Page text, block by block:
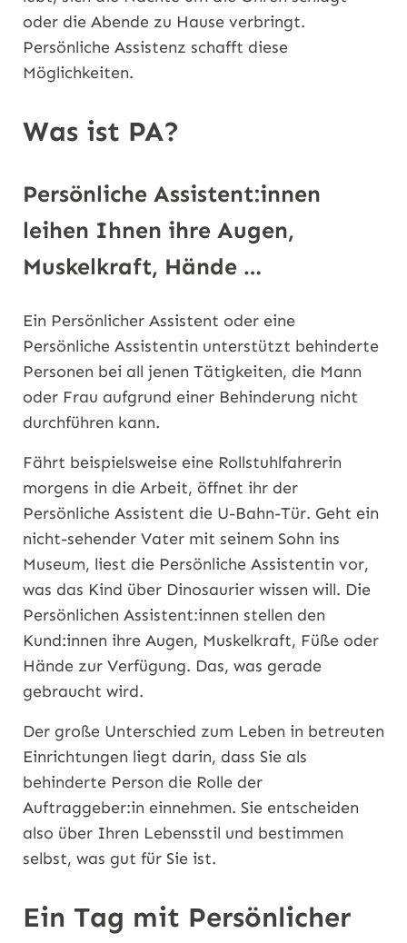
oder die Abende zu Hause verbringt.
Persönliche Assistenz schafft diese
Möglichkeiten.
Was ist PA?
Persönliche Assistent:innen
leihen Ihnen ihre Augen,
Muskelkraft, Hände …
Ein Persönlicher Assistent oder eine
Persönliche Assistentin unterstützt behinderte
Personen bei all jenen Tätigkeiten, die Mann
oder Frau aufgrund einer Behinderung nicht
durchführen kann.
Fährt beispielsweise eine Rollstuhlfahrerin
morgens in die Arbeit, öffnet ihr der
Persönliche Assistent die U-Bahn-Tür. Geht ein
nicht-sehender Vater mit seinem Sohn ins
Museum, liest die Persönliche Assistentin vor,
was das Kind über Dinosaurier wissen will. Die
Persönlichen Assistent:innen stellen den
Kund:innen ihre Augen, Muskelkraft, Füße oder
Hände zur Verfügung. Das, was gerade
gebraucht wird.
Der große Unterschied zum Leben in betreuten
Einrichtungen liegt darin, dass Sie als
behinderte Person die Rolle der
Auftraggeber:in einnehmen. Sie entscheiden
also über Ihren Lebensstil und bestimmen
selbst, was gut für Sie ist.
Ein Tag mit Persönlicher